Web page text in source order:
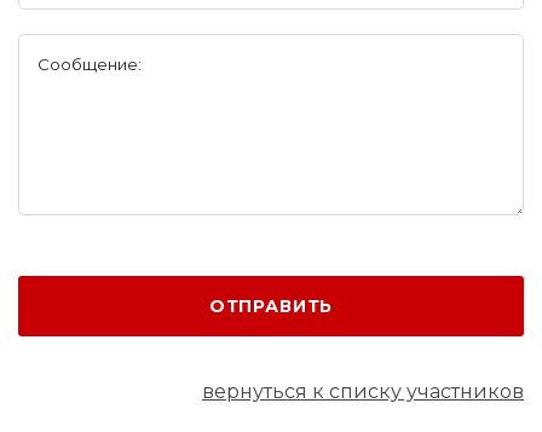
Сообщение:
ОТПРАВИТЬ
вернуться к списку участников